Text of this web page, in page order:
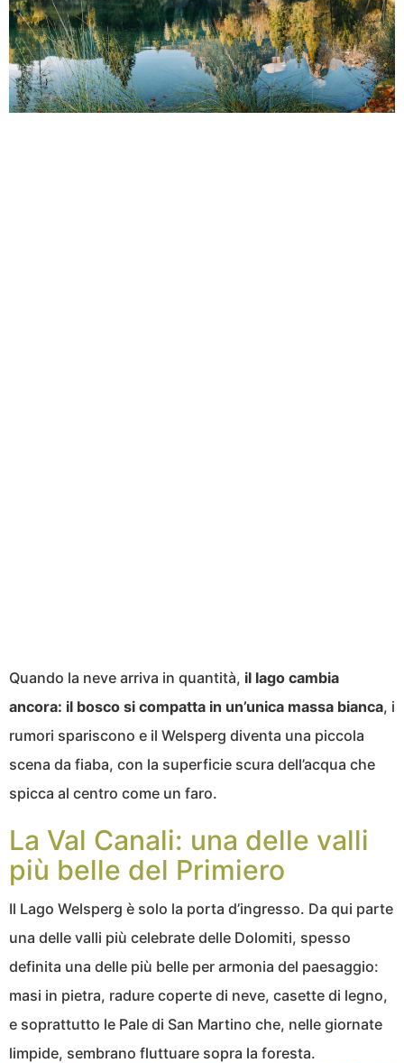
Quando la neve arriva in quantità, il lago cambia
ancora: il bosco si compatta in un’unica massa bianca, i
rumori spariscono e il Welsperg diventa una piccola
scena da fiaba, con la superficie scura dell’acqua che
spicca al centro come un faro.
La Val Canali: una delle valli
più belle del Primiero
Il Lago Welsperg è solo la porta d’ingresso. Da qui parte
una delle valli più celebrate delle Dolomiti, spesso
definita una delle più belle per armonia del paesaggio:
masi in pietra, radure coperte di neve, casette di legno,
e soprattutto le Pale di San Martino che, nelle giornate
limpide, sembrano fluttuare sopra la foresta.